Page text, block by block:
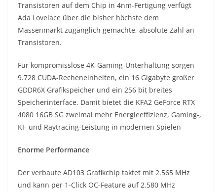
Transistoren auf dem Chip in 4nm-Fertigung verfügt
Ada Lovelace über die bisher höchste dem
Massenmarkt zugänglich gemachte, absolute Zahl an
Transistoren.
Für kompromisslose 4K-Gaming-Unterhaltung sorgen
9.728 CUDA-Recheneinheiten, ein 16 Gigabyte großer
GDDR6X Grafikspeicher und ein 256 bit breites
Speicherinterface. Damit bietet die KFA2 GeForce RTX
4080 16GB SG zweimal mehr Energieeffizienz, Gaming-,
KI- und Raytracing-Leistung in modernen Spielen
Enorme Performance
Der verbaute AD103 Grafikchip taktet mit 2.565 MHz
und kann per 1-Click OC-Feature auf 2.580 MHz